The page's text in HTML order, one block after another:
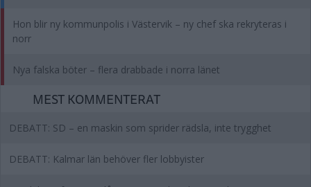
Hon blir ny kommunpolis i Västervik – ny chef ska rekryteras i
norr
Nya falska böter – flera drabbade i norra länet
MEST KOMMENTERAT
DEBATT: SD – en maskin som sprider rädsla, inte trygghet
DEBATT: Kalmar län behöver fler lobbyister